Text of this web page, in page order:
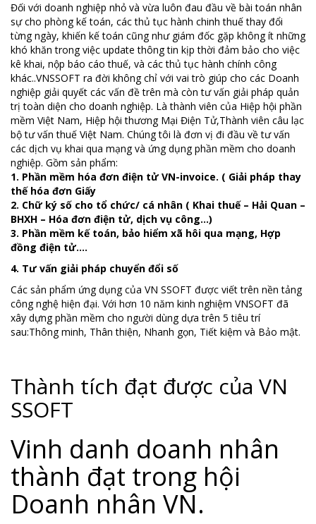
Đối với doanh nghiệp nhỏ và vừa luôn đau đầu về bài toán nhân
sự cho phòng kế toán, các thủ tục hành chinh thuế thay đổi
từng ngày, khiến kế toán cũng như giám đốc gặp không ít những
khó khăn trong việc update thông tin kịp thời đảm bảo cho việc
kê khai, nộp báo cáo thuế, và các thủ tục hành chính công
khác..VNSSOFT ra đời không chỉ với vai trò giúp cho các Doanh
nghiệp giải quyết các vấn đề trên mà còn tư vấn giải pháp quản
trị toàn diện cho doanh nghiệp. Là thành viên của Hiệp hội phần
mềm Việt Nam, Hiệp hội thương Mại Điện Tử,Thành viên câu lạc
bộ tư vấn thuế Việt Nam. Chúng tôi là đơn vị đi đầu về tư vấn
các dịch vụ khai qua mạng và ứng dụng phần mềm cho doanh
nghiệp. Gồm sản phẩm:
1. Phần mềm hóa đơn điện tử VN-invoice. ( Giải pháp thay
thế hóa đơn Giấy
2. Chữ ký số cho tổ chức/ cá nhân ( Khai thuế – Hải Quan –
BHXH – Hóa đơn điện tử, dịch vụ công…)
3. Phần mềm kế toán, bảo hiểm xã hôi qua mạng, Hợp
đồng điện tử….
4. Tư vấn giải pháp chuyển đổi số
Các sản phẩm ứng dụng của VN SSOFT được viết trên nền tảng
công nghệ hiện đại. Với hơn 10 năm kinh nghiệm VNSOFT đã
xây dựng phần mềm cho người dùng dựa trên 5 tiêu trí
sau:Thông minh, Thân thiện, Nhanh gọn, Tiết kiệm và Bảo mật.
Thành tích đạt được của VN
SSOFT
Vinh danh doanh nhân
thành đạt trong hội
Doanh nhân VN.